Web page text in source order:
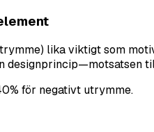
lika viktigt som
designprincip—motsatsen
för negativt utrymme.